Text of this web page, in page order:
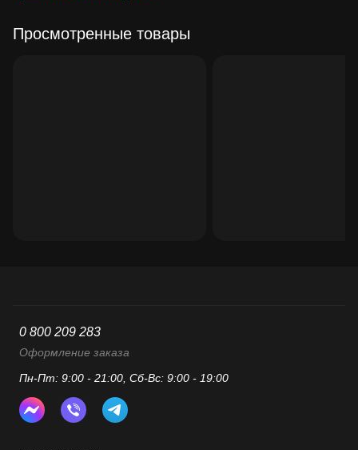
Просмотренные товары
0 800 209 283
Оформление заказа
Пн-Пт: 9:00 - 21:00, Сб-Вс: 9:00 - 19:00